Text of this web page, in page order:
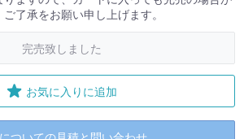
了承をお願い申し上げます。
完売致しました
お気に入りに追加